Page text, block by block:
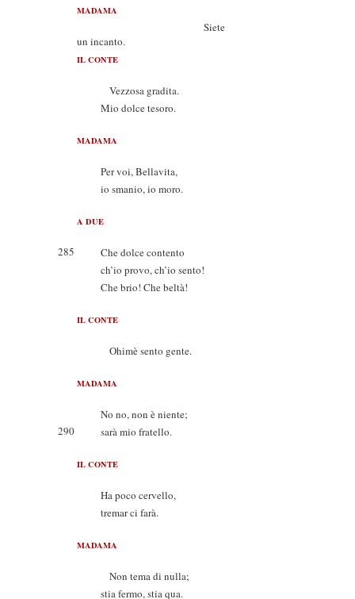
MADAMA
Siete
un incanto.
IL CONTE
Vezzosa gradita.
Mio dolce tesoro.
MADAMA
Per voi, Bellavita,
io smanio, io moro.
A DUE
285
Che dolce contento
ch’io provo, ch’io sento!
Che brio! Che beltà!
IL CONTE
Ohimè sento gente.
MADAMA
No no, non è niente;
290
sarà mio fratello.
IL CONTE
Ha poco cervello,
tremar ci farà.
MADAMA
Non tema di nulla;
stia fermo, stia qua.